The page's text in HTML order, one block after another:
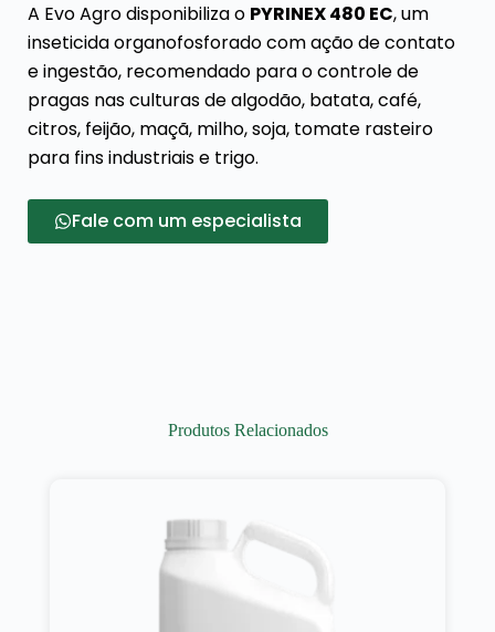
A Evo Agro disponibiliza o PYRINEX 480 EC, um
inseticida organofosforado com ação de contato
e ingestão, recomendado para o controle de
pragas nas culturas de algodão, batata, café,
citros, feijão, maçã, milho, soja, tomate rasteiro
para fins industriais e trigo.
Fale com um especialista
Produtos Relacionados